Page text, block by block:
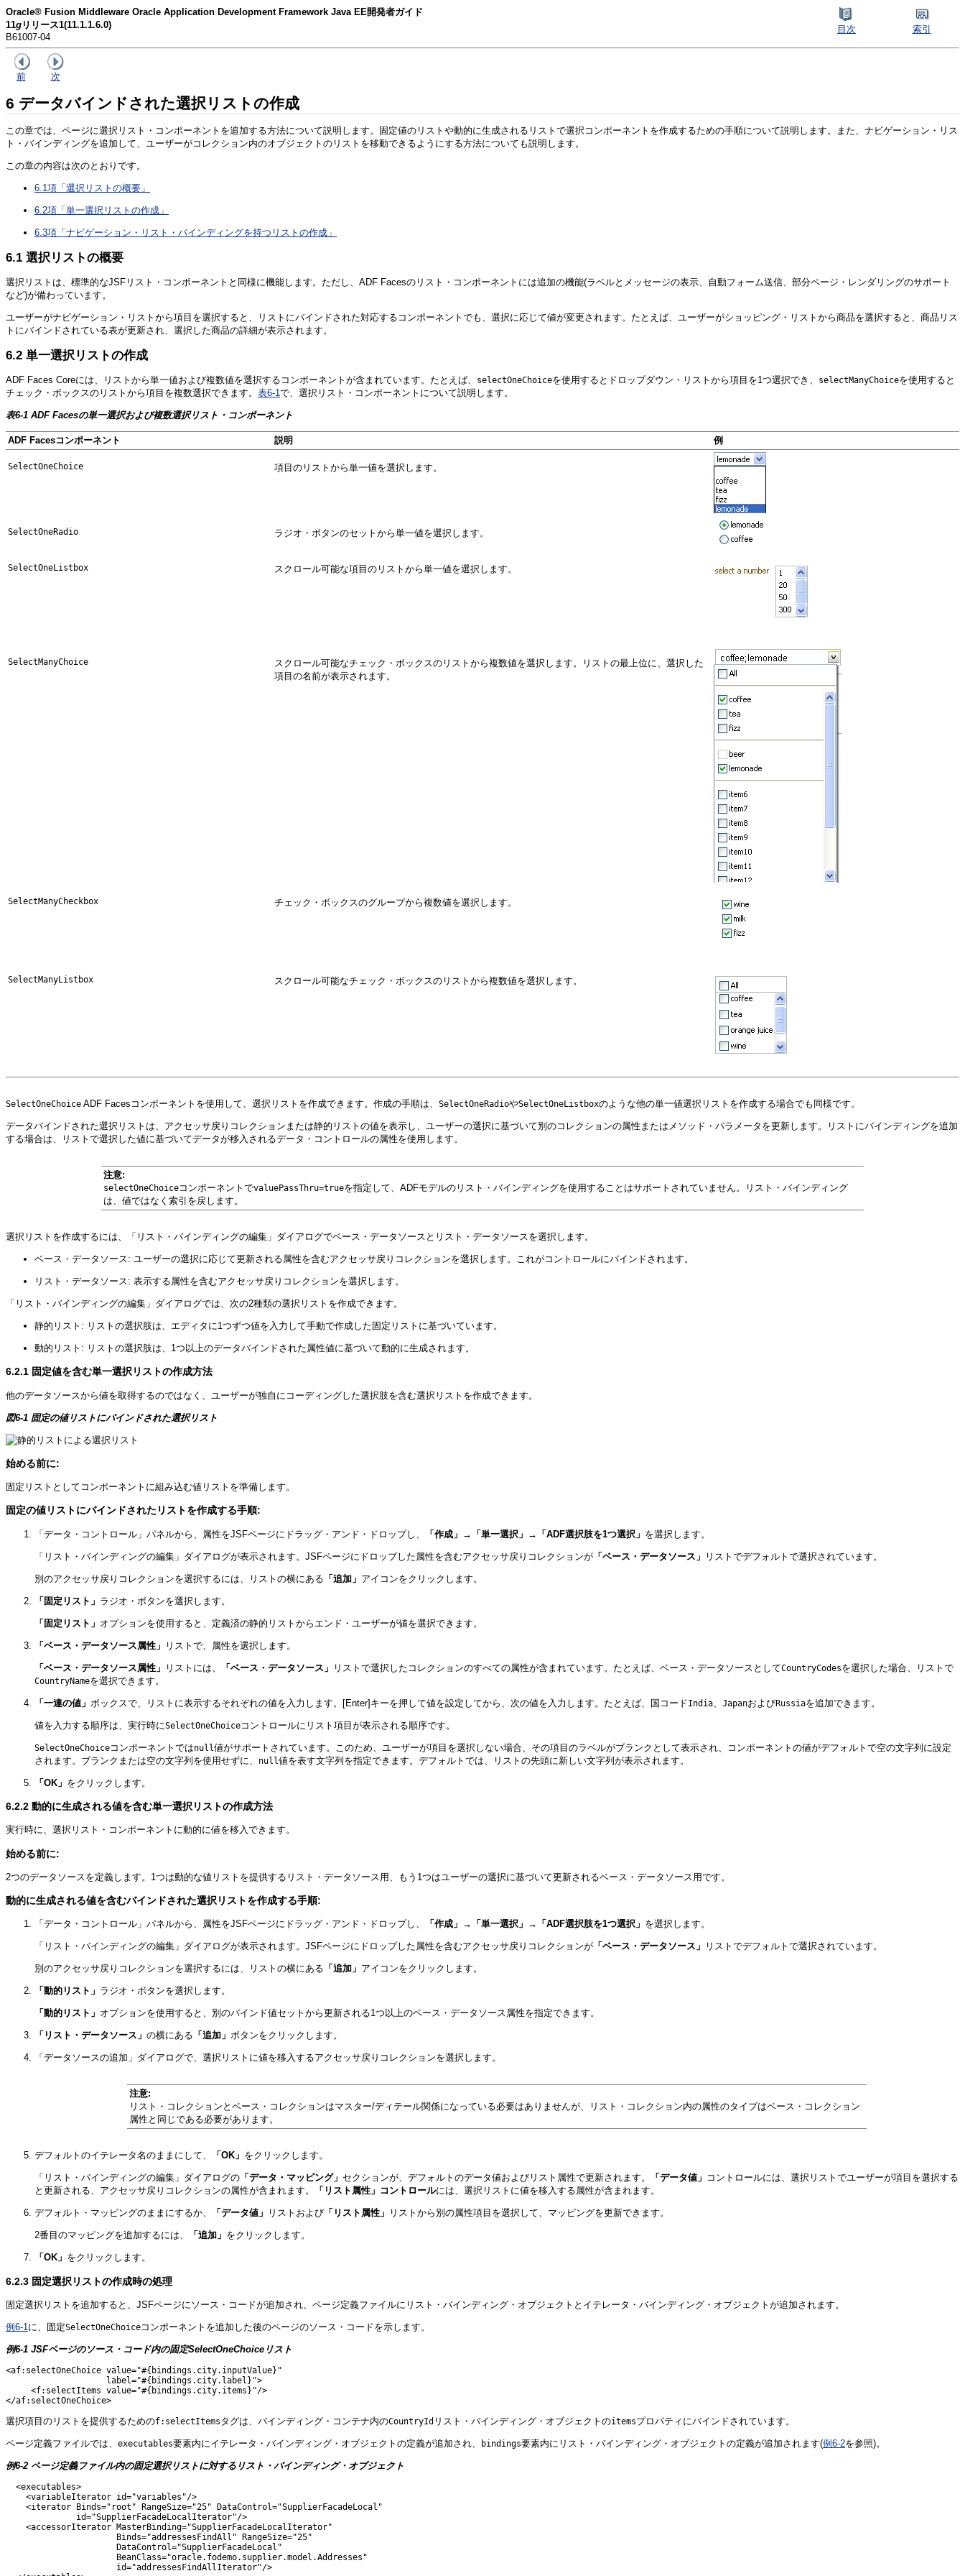
Oracle® Fusion Middleware Oracle Application Development Framework Java EE開発者ガイド
11g リリース1(11.1.1.6.0)
B61007-04
目次 索引
前 次
6 データバインドされた選択リストの作成
この章では、ページに選択リスト・コンポーネントを追加する方法について説明します。固定値のリストや動的に生成されるリストで選択コンポーネントを作成するための手順について説明します。また、ナビゲーション・リス
ト・バインディングを追加して、ユーザーがコレクション内のオブジェクトのリストを移動できるようにする方法についても説明します。
この章の内容は次のとおりです。
6.1項「選択リストの概要」
6.2項「単一選択リストの作成」
6.3項「ナビゲーション・リスト・バインディングを持つリストの作成」
6.1 選択リストの概要
選択リストは、標準的なJSFリスト・コンポーネントと同様に機能します。ただし、ADF Facesのリスト・コンポーネントには追加の機能(ラベルとメッセージの表示、自動フォーム送信、部分ページ・レンダリングのサポート
など)が備わっています。
ユーザーがナビゲーション・リストから項目を選択すると、リストにバインドされた対応するコンポーネントでも、選択に応じて値が変更されます。たとえば、ユーザーがショッピング・リストから商品を選択すると、商品リス
トにバインドされている表が更新され、選択した商品の詳細が表示されます。
6.2 単一選択リストの作成
ADF Faces Coreには、リストから単一値および複数値を選択するコンポーネントが含まれています。たとえば、 selectOneChoiceを使用するとドロップダウン・リストから項目を1つ選択でき、 selectManyChoiceを使用すると
チェック・ボックスのリストから項目を複数選択できます。 表6-1 で、選択リスト・コンポーネントについて説明します。
表6-1 ADF Facesの単一選択および複数選択リスト・コンポーネント
ADF Facesコンポーネント 説明 例
SelectOneChoice 項目のリストから単一値を選択します。
SelectOneRadio ラジオ・ボタンのセットから単一値を選択します。
SelectOneListbox スクロール可能な項目のリストから単一値を選択します。
SelectManyChoice
スクロール可能なチェック・ボックスのリストから複数値を選択します。リストの最上位に、選択した
項目の名前が表示されます。
SelectManyCheckbox チェック・ボックスのグループから複数値を選択します。
SelectManyListbox スクロール可能なチェック・ボックスのリストから複数値を選択します。
SelectOneChoice ADF Facesコンポーネントを使用して、選択リストを作成できます。作成の手順は、 SelectOneRadioやSelectOneListboxのような他の単一値選択リストを作成する場合でも同様です。
データバインドされた選択リストは、アクセッサ戻りコレクションまたは静的リストの値を表示し、ユーザーの選択に基づいて別のコレクションの属性またはメソッド・パラメータを更新します。リストにバインディングを追加
する場合は、リストで選択した値に基づいてデータが移入されるデータ・コントロールの属性を使用します。
注意:
selectOneChoiceコンポーネントでvaluePassThru=trueを指定して、ADFモデルのリスト・バインディングを使用することはサポートされていません。リスト・バインディング
は、値ではなく索引を戻します。
選択リストを作成するには、「リスト・バインディングの編集」ダイアログでベース・データソースとリスト・データソースを選択します。
ベース・データソース: ユーザーの選択に応じて更新される属性を含むアクセッサ戻りコレクションを選択します。これがコントロールにバインドされます。
リスト・データソース: 表示する属性を含むアクセッサ戻りコレクションを選択します。
「リスト・バインディングの編集」ダイアログでは、次の2種類の選択リストを作成できます。
静的リスト: リストの選択肢は、エディタに1つずつ値を入力して手動で作成した固定リストに基づいています。
動的リスト: リストの選択肢は、1つ以上のデータバインドされた属性値に基づいて動的に生成されます。
6.2.1 固定値を含む単一選択リストの作成方法
他のデータソースから値を取得するのではなく、ユーザーが独自にコーディングした選択肢を含む選択リストを作成できます。
図6-1 固定の値リストにバインドされた選択リスト
始める前に:
固定リストとしてコンポーネントに組み込む値リストを準備します。
固定の値リストにバインドされたリストを作成する手順:
「データ・コントロール」パネルから、属性をJSFページにドラッグ・アンド・ドロップし、 「作成」→「単一選択」→「ADF選択肢を1つ選択」 を選択します。
「リスト・バインディングの編集」ダイアログが表示されます。JSFページにドロップした属性を含むアクセッサ戻りコレクションが 「ベース・データソース」 リストでデフォルトで選択されています。
別のアクセッサ戻りコレクションを選択するには、リストの横にある 「追加」 アイコンをクリックします。
「固定リスト」 ラジオ・ボタンを選択します。
「固定リスト」 オプションを使用すると、定義済の静的リストからエンド・ユーザーが値を選択できます。
「ベース・データソース属性」 リストで、属性を選択します。
「ベース・データソース属性」 リストには、 「ベース・データソース」 リストで選択したコレクションのすべての属性が含まれています。たとえば、ベース・データソースとしてCountryCodesを選択した場合、リストで
CountryNameを選択できます。
「一連の値」 ボックスで、リストに表示するそれぞれの値を入力します。[Enter]キーを押して値を設定してから、次の値を入力します。たとえば、国コードIndia JapanおよびRussiaを追加できます。
値を入力する順序は、実行時にSelectOneChoiceコントロールにリスト項目が表示される順序です。
SelectOneChoiceコンポーネントではnull値がサポートされています。このため、ユーザーが項目を選択しない場合、その項目のラベルがブランクとして表示され、コンポーネントの値がデフォルトで空の文字列に設定
されます。ブランクまたは空の文字列を使用せずに、
null値を表す文字列を指定できます。デフォルトでは、リストの先頭に新しい文字列が表示されます。
「OK」 をクリックします。
6.2.2 動的に生成される値を含む単一選択リストの作成方法
実行時に、選択リスト・コンポーネントに動的に値を移入できます。
始める前に:
2つのデータソースを定義します。1つは動的な値リストを提供するリスト・データソース用、もう1つはユーザーの選択に基づいて更新されるベース・データソース用です。
動的に生成される値を含むバインドされた選択リストを作成する手順:
「データ・コントロール」パネルから、属性をJSFページにドラッグ・アンド・ドロップし、 「作成」→「単一選択」→「ADF選択肢を1つ選択」 を選択します。
「リスト・バインディングの編集」ダイアログが表示されます。JSFページにドロップした属性を含むアクセッサ戻りコレクションが 「ベース・データソース」 リストでデフォルトで選択されています。
別のアクセッサ戻りコレクションを選択するには、リストの横にある 「追加」 アイコンをクリックします。
「動的リスト」 ラジオ・ボタンを選択します。
「動的リスト」 オプションを使用すると、別のバインド値セットから更新される1つ以上のベース・データソース属性を指定できます。
「リスト・データソース」 の横にある 「追加」 ボタンをクリックします。
「データソースの追加」ダイアログで、選択リストに値を移入するアクセッサ戻りコレクションを選択します。
注意:
リスト・コレクションとベース・コレクションはマスター/ディテール関係になっている必要はありませんが、リスト・コレクション内の属性のタイプはベース・コレクション
属性と同じである必要があります。
デフォルトのイテレータ名のままにして、 「OK」 をクリックします。
「リスト・バインディングの編集」ダイアログの 「データ・マッピング」 セクションが、デフォルトのデータ値およびリスト属性で更新されます。 「データ値」 コントロールには、選択リストでユーザーが項目を選択する
と更新される、アクセッサ戻りコレクションの属性が含まれます。
「リスト属性」コントロールには、選択リストに値を移入する属性が含まれます。
デフォルト・マッピングのままにするか、 「データ値」 リストおよび 「リスト属性」 リストから別の属性項目を選択して、マッピングを更新できます。
2番目のマッピングを追加するには、 「追加」 をクリックします。
「OK」 をクリックします。
6.2.3 固定選択リストの作成時の処理
固定選択リストを追加すると、JSFページにソース・コードが追加され、ページ定義ファイルにリスト・バインディング・オブジェクトとイテレータ・バインディング・オブジェクトが追加されます。
例6-1に、固定SelectOneChoiceコンポーネントを追加した後のページのソース・コードを示します。
例6-1 JSFページのソース・コード内の固定SelectOneChoiceリスト
<af:selectOneChoice value="#{bindings.city.inputValue}"
                    label="#{bindings.city.label}">
     <f:selectItems value="#{bindings.city.items}"/>
選択項目のリストを提供するためのf:selectItemsタグは、バインディング・コンテナ内のCountryId リスト・バインディング・オブジェクトのitemsプロパティにバインドされています。
ページ定義ファイルでは、 executables要素内にイテレータ・バインディング・オブジェクトの定義が追加され、 bindings要素内にリスト・バインディング・オブジェクトの定義が追加されます(例6-2を参照)。
例6-2 ページ定義ファイル内の固定選択リストに対するリスト・バインディング・オブジェクト
  <executables>
    <variableIterator id="variables"/>
    <iterator Binds="root" RangeSize="25" DataControl="SupplierFacadeLocal"
              id="SupplierFacadeLocalIterator"/>
    <accessorIterator MasterBinding="SupplierFacadeLocalIterator"
                      Binds="addressesFindAll" RangeSize="25"
                      DataControl="SupplierFacadeLocal"
                      BeanClass="oracle.fodemo.supplier.model.Addresses"
                      id="addressesFindAllIterator"/>